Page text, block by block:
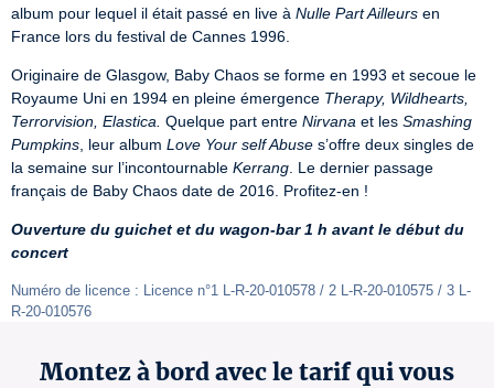
album pour lequel il était passé en live à Nulle Part Ailleurs en
France lors du festival de Cannes 1996.
Originaire de Glasgow, Baby Chaos se forme en 1993 et secoue le
Royaume Uni en 1994 en pleine émergence Therapy, Wildhearts,
Terrorvision, Elastica. Quelque part entre Nirvana et les Smashing
Pumpkins , leur album Love Your self Abuse s’offre deux singles de
la semaine sur l’incontournable Kerrang . Le dernier passage
français de Baby Chaos date de 2016. Profitez-en !
Ouverture du guichet et du wagon-bar 1 h avant le début du
concert
Numéro de licence : Licence n°1 L-R-20-010578 / 2 L-R-20-010575 / 3 L-
R-20-010576
Montez à bord avec le tarif qui vous